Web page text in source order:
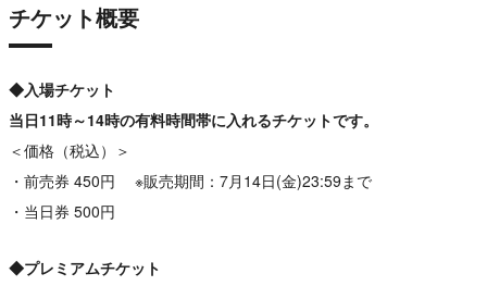
チケット概要
◆入場チケット
当日11時～14時の有料時間帯に入れるチケットです。
＜価格（税込）＞
・前売券 450円 ※販売期間：7月14日(金)23:59まで
・当日券 500円
◆プレミアムチケット